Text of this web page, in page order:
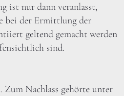
ist nur dann veranlasst,
bei der Ermittlung der
geltend gemacht werden
sind.
Zum Nachlass gehörte unter